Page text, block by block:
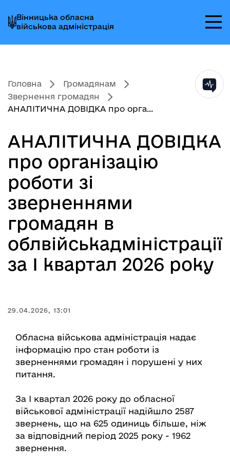
до
головного
меню
до
головного
вмісту
до
головного
колонтитула
Вінницька обласна
військова адміністрація
Головна
Громадянам
Звернення громадян
АНАЛІТИЧНА ДОВІДКА про орга...
АНАЛІТИЧНА ДОВІДКА
про організацію
роботи зі
зверненнями
громадян в
облвійськадміністрації
за I квартал 2026 року
29.04.2026, 13:01
Обласна військова адміністрація надає
інформацію про стан роботи із
зверненнями громадян і порушені у них
питання.
За І квартал 2026 року до обласної
військової адміністрації надійшло 2587
звернень, що на 625 одиниць більше, ніж
за відповідний період 2025 року - 1962
звернення.